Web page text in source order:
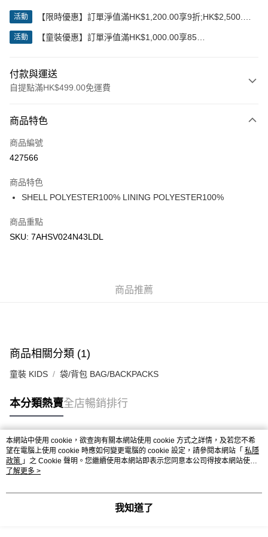
活動
【限時優惠】訂單淨值滿HK$1,200.00享9折;HK$2,500.00
活動
【童裝優惠】訂單淨值滿HK$1,000.00享85
付款與運送
自提點滿HK$499.00免運費
信用卡
Apple Pay
AlipayHK
WeChat Pay
每筆HK$50.00，滿HK$499.00或以上免運費
配送至澳門
商品特色
商品編號
427566
商品特色
SHELL POLYESTER100% LINING POLYESTER100%
商品重點
SKU: 7AHSV024N43LDL
商品推薦
商品相關分類 (1)
童裝 KIDS 袋/背包 BAG/BACKPACKS
本分類熱賣全店暢銷排行
熱門標籤
熱銷排行
本網站中使用 cookie，欲查詢有關本網站使用 cookie 方式之詳情，及若您不希
望在電腦上使用 cookie 時應如何變更電腦的 cookie 設定，請參閱本網站「 私隱
政策 」之 Cookie 聲明。您繼續使用本網站即表示您同意本公司得按本網站使用
條款之 Cookie 聲明使用 cookie。
了解更多 >
我知道了